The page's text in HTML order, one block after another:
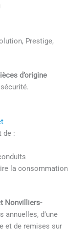
Prestige,
d’origine
de :
la consommation
Nonvilliers-
annuelles, d’une
et de remises sur